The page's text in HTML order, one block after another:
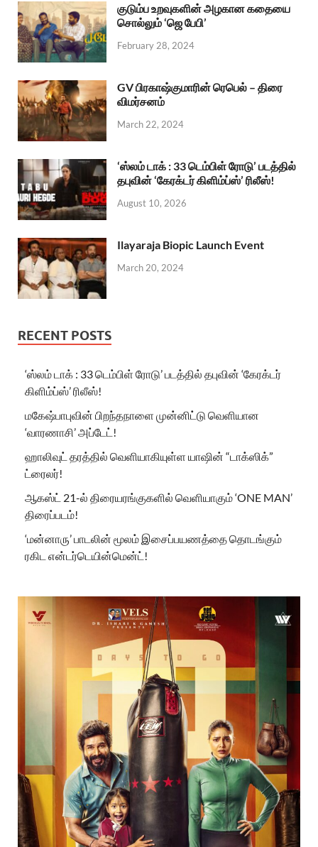
குடும்ப உறவுகளின் அழகான கதையை
சொல்லும் ‘ஜெ பேபி’
February 28, 2024
GV பிரகாஷ்குமாரின் ரெபெல் – திரை
விமர்சனம்
March 22, 2024
‘ஸ்லம் டாக் : 33 டெம்பிள் ரோடு’ படத்தில்
தபுவின் ‘கேரக்டர் கிளிம்ப்ஸ்’ ரிலீஸ்!
August 10, 2026
Ilayaraja Biopic Launch Event
March 20, 2024
RECENT POSTS
‘ஸ்லம் டாக் : 33 டெம்பிள் ரோடு’ படத்தில் தபுவின் ‘கேரக்டர்
கிளிம்ப்ஸ்’ ரிலீஸ்!
மகேஷ்பாபுவின் பிறந்தநாளை முன்னிட்டு வெளியான
‘வாரணாசி’ அப்டேட்!
ஹாலிவுட் தரத்தில் வெளியாகியுள்ள யாஷின் “டாக்ஸிக்”
ட்ரைலர்!
ஆகஸ்ட் 21-ல் திரையரங்குகளில் வெளியாகும் ‘ONE MAN’
திரைப்படம்!
‘மன்னாரு’ பாடலின் மூலம் இசைப்பயணத்தை தொடங்கும்
ரகிட என்டர்டெயின்மென்ட்!